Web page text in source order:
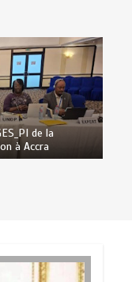
de la
à Accra